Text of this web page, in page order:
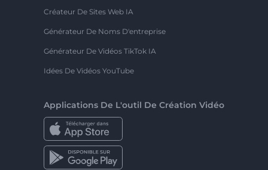
Créateur De Sites Web IA
Générateur De Noms D'entreprise
Générateur De Vidéos TikTok IA
Idées De Vidéos YouTube
Applications De L'outil De Création Vidéo